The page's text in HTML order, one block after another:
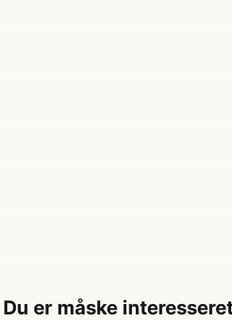
Du er måske